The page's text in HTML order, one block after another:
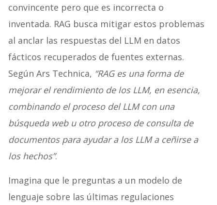
convincente pero que es incorrecta o
inventada. RAG busca mitigar estos problemas
al anclar las respuestas del LLM en datos
fácticos recuperados de fuentes externas.
Según Ars Technica, “RAG es una forma de
mejorar el rendimiento de los LLM, en esencia,
combinando el proceso del LLM con una
búsqueda web u otro proceso de consulta de
documentos para ayudar a los LLM a ceñirse a
los hechos”.
Imagina que le preguntas a un modelo de
lenguaje sobre las últimas regulaciones